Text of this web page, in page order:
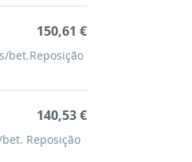
bet.Reposição
150,61 €
Reposição
140,53 €